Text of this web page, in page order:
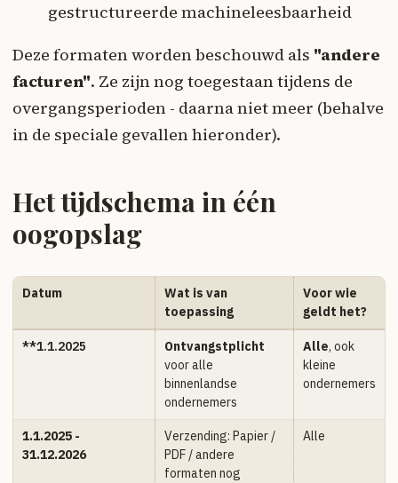
gestructureerde machineleesbaarheid
Deze formaten worden beschouwd als "andere
facturen". Ze zijn nog toegestaan tijdens de
overgangsperioden - daarna niet meer (behalve
in de speciale gevallen hieronder).
Het tijdschema in één
oogopslag
Datum
Wat is van
toepassing
Voor wie
geldt het?
**1.1.2025
Ontvangstplicht
voor alle
binnenlandse
ondernemers
Alle, ook
kleine
ondernemers
1.1.2025 -
31.12.2026
Verzending: Papier /
PDF / andere
formaten nog
Alle